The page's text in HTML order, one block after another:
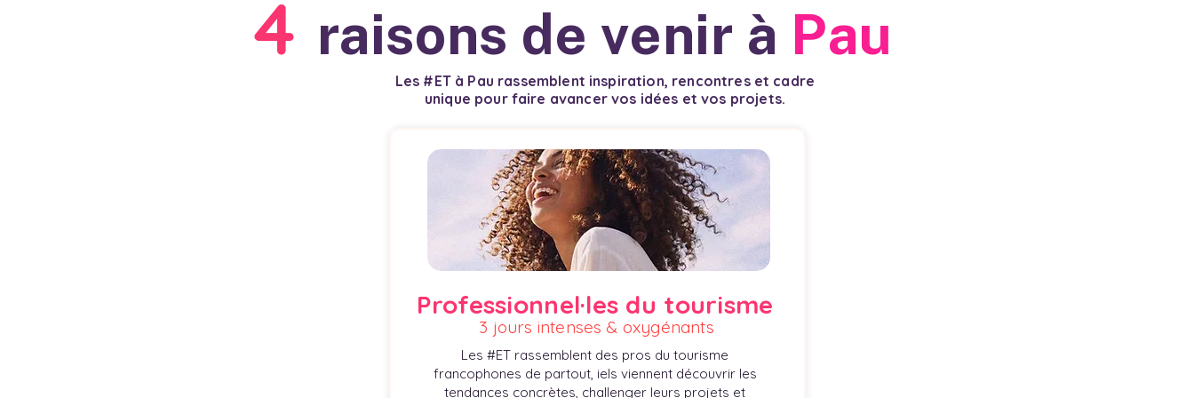
4 raisons de venir à Pau
Les #ET à Pau rassemblent inspiration, rencontres et cadre
unique pour faire avancer vos idées et vos projets.
3 jours intenses & oxygénants
Professionnel·les du tourisme
Les #ET rassemblent des pros du tourisme
francophones de partout, iels viennent découvrir les
tendances concrètes, challenger leurs projets et